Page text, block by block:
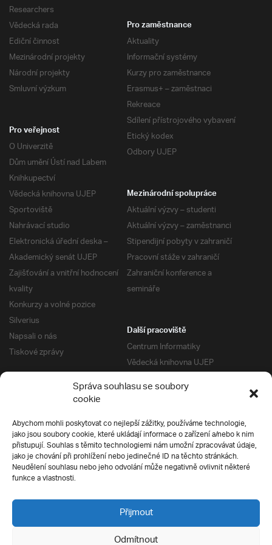
Správa souhlasu se soubory
cookie
Abychom mohli poskytovat co nejlepší zážitky, používáme technologie,
jako jsou soubory cookie, které ukládají informace o zařízení a/nebo k nim
přistupují. Souhlas s těmito technologiemi nám umožní zpracovávat údaje,
jako je chování při prohlížení nebo jedinečné ID na těchto stránkách.
Neudělení souhlasu nebo jeho odvolání může negativně ovlivnit některé
funkce a vlastnosti.
Přijmout
Odmítnout
Researchers
Vědecká rada
Ediční činnost
Mezinárodní projekty
Národní projekty
Smluvní výzkum
Pro zaměstnance
Aktuality
Informační systémy
Kurzy pro zaměstnance
Erasmus+ – zaměstnaci
Rekreace
Sdílení přístrojového vybavení
Etický kodex
Odbory UJEP
Pro veřejnost
O Univerzitě
Dům umění Ústí nad Labem
Knihkupectví
Vědecká knihovna UJEP
Sportoviště
Nahrávací studio
Elektronická úřední deska –
Akademický senát UJEP
Zajišťování a vnitřní hodnocení
kvality
Konkurzy a volné pozice
Silverius
Napsali o nás
Tiskové zprávy
Mezinárodní spolupráce
Aktuální výzvy – studenti
Aktuální výzvy – zaměstnanci
Stipendijní pobyty v zahraničí
Pracovní stáže v zahraničí
Zahraniční konference a
semináře
Další pracoviště
Centrum Informatiky
Vědecká knihovna UJEP
Správa kolejí a menz
Univerzitní centrum podpory
Silverius
Pro uchazeče
Přijímací řízení
E-prihlaska
Přípravné kurzy
Ochrana soukromí